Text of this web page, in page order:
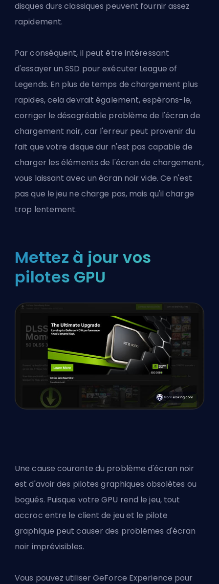
disques durs classiques peuvent fournir assez
rapidement.
Par conséquent, il peut être intéressant
d'essayer un SSD pour exécuter League of
Legends. En plus de temps de chargement plus
rapides, cela devrait également, espérons-le,
corriger le désagréable problème de l'écran de
chargement noir, car l'erreur peut provenir du
fait que votre disque dur n'est pas capable de
charger les éléments de l'écran de chargement,
vous laissant avec un écran noir vide. Ce n'est
pas que le jeu ne charge pas, mais qu'il charge
trop lentement.
Mettez à jour vos
pilotes GPU
Une cause courante du problème d'écran noir
est d'avoir des pilotes graphiques obsolètes ou
bogués. Puisque votre GPU rend le jeu, tout
accroc entre le client de jeu et le pilote
graphique peut causer des problèmes d'écran
noir imprévisibles.
Vous pouvez utiliser GeForce Experience pour